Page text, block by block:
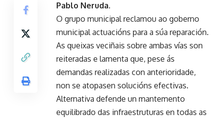
Pablo Neruda.
O grupo municipal reclamou ao goberno
municipal actuacións para a súa reparación.
As queixas veciñais sobre ambas vías son
reiteradas e lamenta que, pese ás
demandas realizadas con anterioridade,
non se atopasen solucións efectivas.
Alternativa defende un mantemento
equilibrado das infraestruturas en todas as